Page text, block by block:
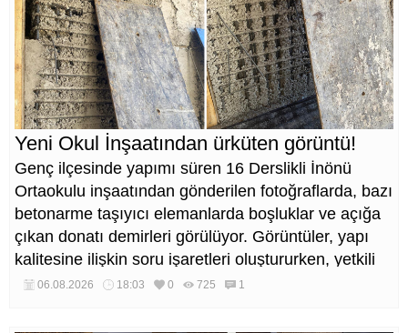
Yeni Okul İnşaatından ürküten görüntü!
Genç ilçesinde yapımı süren 16 Derslikli İnönü
Ortaokulu inşaatından gönderilen fotoğraflarda, bazı
betonarme taşıyıcı elemanlarda boşluklar ve açığa
çıkan donatı demirleri görülüyor. Görüntüler, yapı
kalitesine ilişkin soru işaretleri oluştururken, yetkili
kurumların teknik inceleme yapması çağrısı yapıldı.
06.08.2026 18:03 0 725 1